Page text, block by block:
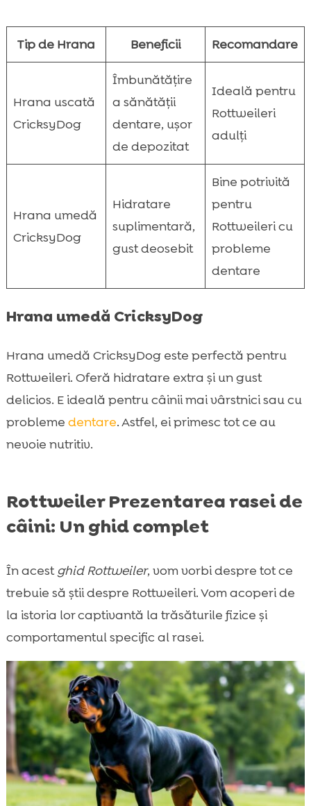
Tip de Hrana Beneficii Recomandare
Hrana uscată
CricksyDog
Îmbunătățire
a sănătății
dentare, ușor
de depozitat
Ideală pentru
Rottweileri
adulți
Hrana umedă
CricksyDog
Hidratare
suplimentară,
gust deosebit
Bine potrivită
pentru
Rottweileri cu
probleme
dentare
Hrana umedă CricksyDog
Hrana umedă CricksyDog este perfectă pentru
Rottweileri. Oferă hidratare extra și un gust
delicios. E ideală pentru câinii mai vârstnici sau cu
probleme dentare. Astfel, ei primesc tot ce au
nevoie nutritiv.
Rottweiler Prezentarea rasei de
câini: Un ghid complet
În acest ghid Rottweiler, vom vorbi despre tot ce
trebuie să știi despre Rottweileri. Vom acoperi de
la istoria lor captivantă la trăsăturile fizice și
comportamentul specific al rasei.